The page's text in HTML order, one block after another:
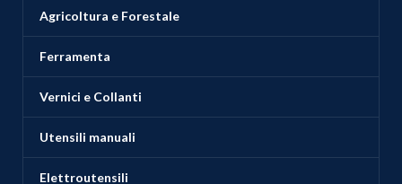
Agricoltura e Forestale
Ferramenta
Vernici e Collanti
Utensili manuali
Elettroutensili